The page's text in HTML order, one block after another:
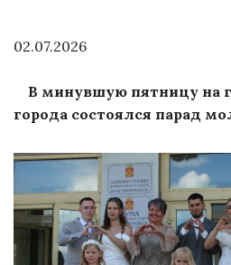
02.07.2026
В минувшую пятницу на
города состоялся парад